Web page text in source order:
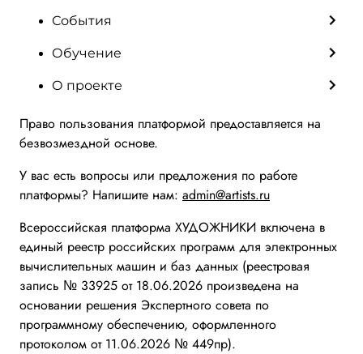
События
Обучение
О проекте
Право пользования платформой предоставляется на
безвозмездной основе.
У вас есть вопросы или предложения по работе
платформы? Напишите нам: admin@artists.ru
Всероссийская платформа ХУДОЖНИКИ включена в
единый реестр российских программ для электронных
вычислительных машин и баз данных (реестровая
запись № 33925 от 18.06.2026 произведена на
основании решения Экспертного совета по
программному обеспечению, оформленного
протоколом от 11.06.2026 № 449пр).